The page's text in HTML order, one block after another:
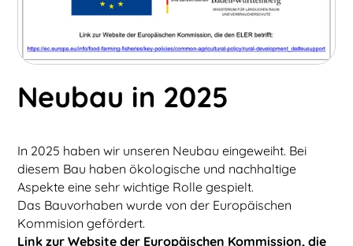
Neubau in 2025
In 2025 haben wir unseren Neubau eingeweiht. Bei
diesem Bau haben ökologische und nachhaltige
Aspekte eine sehr wichtige Rolle gespielt.
Das Bauvorhaben wurde von der Europäischen
Kommision gefördert.
Link zur Website der Europäischen Kommission, die